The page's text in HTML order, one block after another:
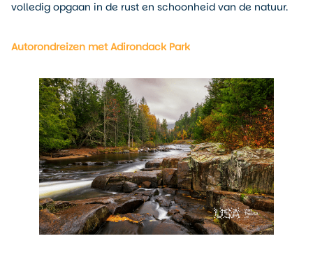
volledig opgaan in de rust en schoonheid van de natuur.
Autorondreizen met Adirondack Park